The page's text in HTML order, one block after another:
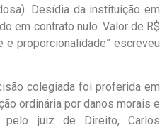
Desídia da instituição em
em contrato nulo. Valor de R$
proporcionalidade” escreveu
colegiada foi proferida em
ordinária por danos morais e
pelo juiz de Direito, Carlos